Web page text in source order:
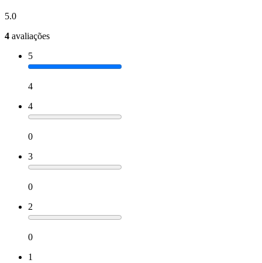
5.0
4 avaliações
5
4
4
0
3
0
2
0
1